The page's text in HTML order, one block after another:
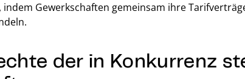
indem Gewerkschaften gemeinsam ihre
der in Konkurrenz